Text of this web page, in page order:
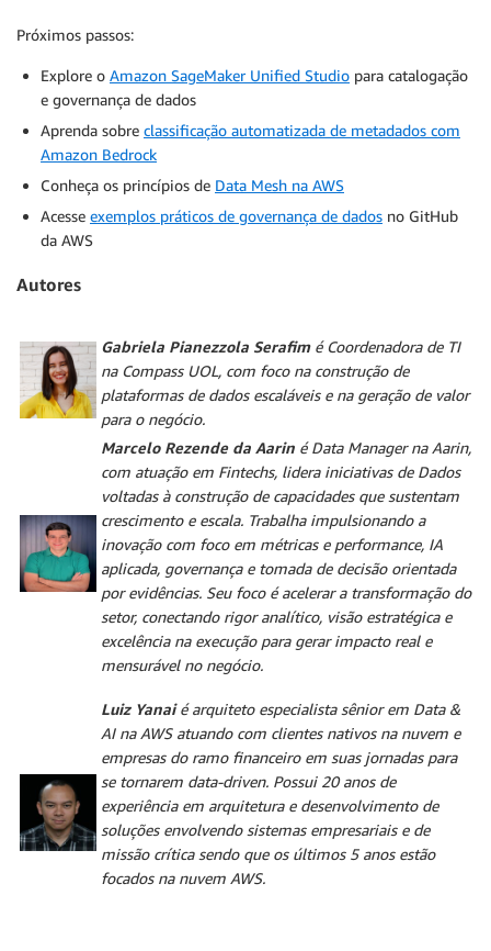
Próximos passos:
Explore o Amazon SageMaker Unified Studio para catalogação
e governança de dados
Aprenda sobre classificação automatizada de metadados com
Amazon Bedrock
Conheça os princípios de Data Mesh na AWS
Acesse exemplos práticos de governança de dados no GitHub
da AWS
Autores
Gabriela Pianezzola Serafimé Coordenadora de TI
na Compass UOL, com foco na construção de
plataformas de dados escaláveis e na geração de valor
para o negócio.
Marcelo Rezende da Aarin é Data Manager na Aarin,
com atuação em Fintechs, lidera iniciativas de Dados
voltadas à construção de capacidades que sustentam
crescimento e escala. Trabalha impulsionando a
inovação com foco em métricas e performance, IA
aplicada, governança e tomada de decisão orientada
por evidências. Seu foco é acelerar a transformação do
setor, conectando rigor analítico, visão estratégica e
excelência na execução para gerar impacto real e
mensurável no negócio.
Luiz Yanaié arquiteto especialista sênior em Data &
AI na AWS atuando com clientes nativos na nuvem e
empresas do ramo financeiro em suas jornadas para
se tornarem data-driven. Possui 20 anos de
experiência em arquitetura e desenvolvimento de
soluções envolvendo sistemas empresariais e de
missão crítica sendo que os últimos 5 anos estão
focados na nuvem AWS.